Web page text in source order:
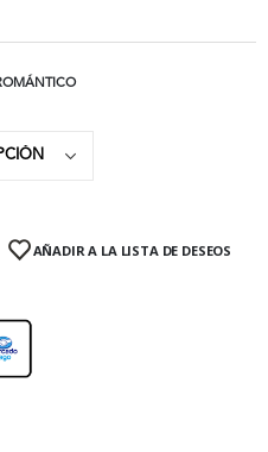
AÑADIR A LA LISTA DE DESEOS